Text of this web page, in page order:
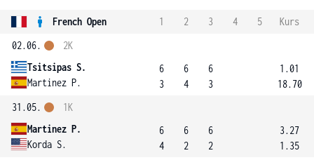
French Open 1 2 3 4 5
Kurs
02.06.
Tsitsipas S.
Martinez P.
2K
6
3
6
4
6
3
1.01
18.70
31.05.
Martinez P.
Korda S.
1K
6
4
6
2
6
2
3.27
1.35